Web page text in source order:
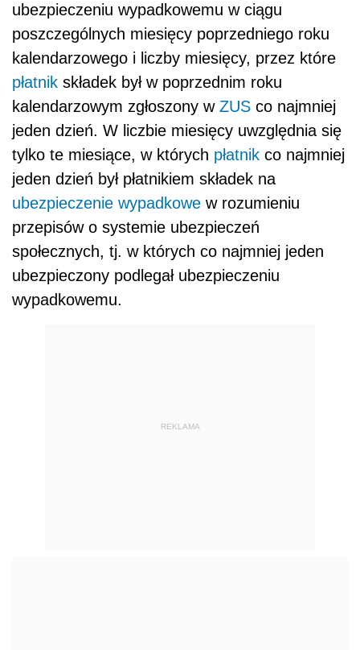
ubezpieczeniu wypadkowemu w ciągu
poszczególnych miesięcy poprzedniego roku
kalendarzowego i liczby miesięcy, przez które
płatnik składek był w poprzednim roku
kalendarzowym zgłoszony w ZUS co najmniej
jeden dzień. W liczbie miesięcy uwzględnia się
tylko te miesiące, w których płatnik co najmniej
jeden dzień był płatnikiem składek na
ubezpieczenie wypadkowe w rozumieniu
przepisów o systemie ubezpieczeń
społecznych, tj. w których co najmniej jeden
ubezpieczony podlegał ubezpieczeniu
wypadkowemu.
REKLAMA